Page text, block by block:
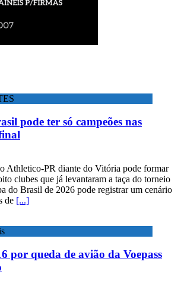
pode ter só campeões nas
Athletico-PR diante do Vitória pode formar
clubes que já levantaram a taça do torneio
do Brasil de 2026 pode registrar um cenário
de [...]
por queda de avião da Voepass